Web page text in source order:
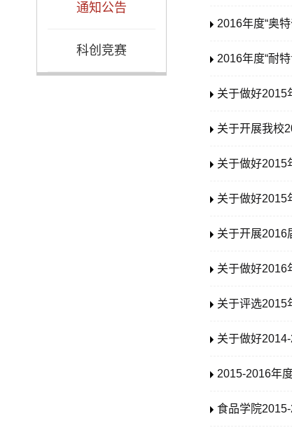
通知公告
科创竞赛
2016年度“奥
2016年度“耐
关于做好2015
关于开展我校
关于做好2015
关于做好2015
关于开展2016
关于做好2016
关于评选2015
关于做好
2015-2016年
食品学院